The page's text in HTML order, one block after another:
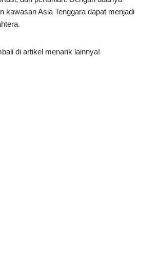
kawasan Asia Tenggara dapat menjadi
di artikel menarik lainnya!